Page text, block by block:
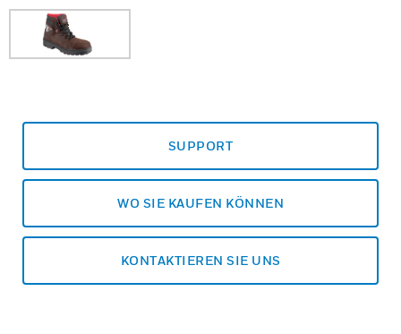
SUPPORT
WO SIE KAUFEN KÖNNEN
KONTAKTIEREN SIE UNS